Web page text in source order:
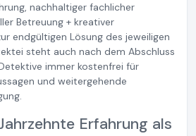
nachhaltiger fachlicher
Betreuung + kreativer
endgültigen Lösung des jeweiligen
steht auch nach dem Abschluss
immer kostenfrei für
und weitergehende
Erfahrung als